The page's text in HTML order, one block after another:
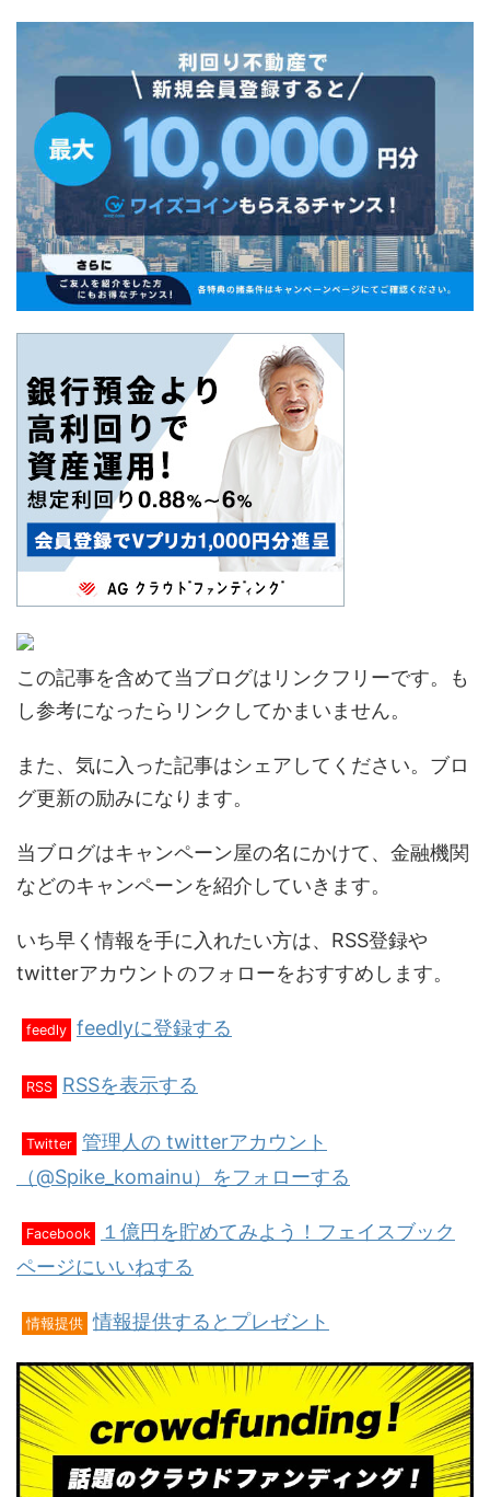
この記事を含めて当ブログはリンクフリーです。も
し参考になったらリンクしてかまいません。
また、気に入った記事はシェアしてください。ブロ
グ更新の励みになります。
当ブログはキャンペーン屋の名にかけて、金融機関
などのキャンペーンを紹介していきます。
いち早く情報を手に入れたい方は、RSS登録や
twitterアカウントのフォローをおすすめします。
feedly feedlyに登録する
RSS RSSを表示する
Twitter 管理人の twitterアカウント
（@Spike_komainu）をフォローする
Facebook
１億円を貯めてみよう！フェイスブック
ページにいいねする
情報提供 情報提供するとプレゼント